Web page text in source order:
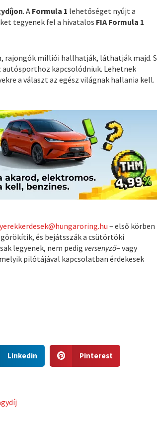
. A Formula 1 lehetőséget nyújt a
tegyenek fel a hivatalos FIA Formula 1
rajongók milliói hallhatják, láthatják majd. S
kapcsolódniuk. Lehetnek
a választ az egész világnak hallania kell.
– első körben
és bejátsszák a csütörtöki
legyenek, nem pedig versenyző– vagy
pilótájával kapcsolatban érdekesek
Linkedin
h
Pinterest